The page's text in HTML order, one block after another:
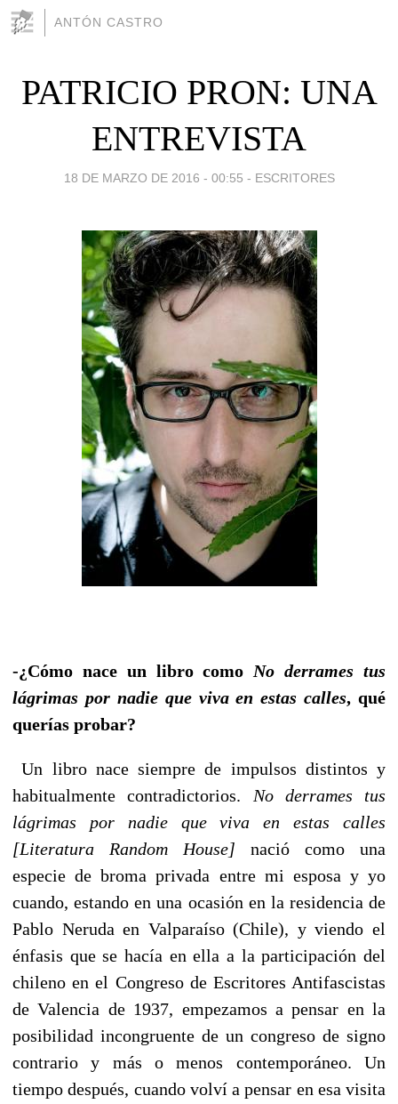
ANTÓN CASTRO
PATRICIO PRON: UNA
ENTREVISTA
18 DE MARZO DE 2016 - 00:55 - ESCRITORES
-¿Cómo nace un libro como No derrames tus
lágrimas por nadie que viva en estas calles, qué
querías probar?
Un libro nace siempre de impulsos distintos y
habitualmente contradictorios. No derrames tus
lágrimas por nadie que viva en estas calles
[Literatura Random House] nació como una
especie de broma privada entre mi esposa y yo
cuando, estando en una ocasión en la residencia de
Pablo Neruda en Valparaíso (Chile), y viendo el
énfasis que se hacía en ella a la participación del
chileno en el Congreso de Escritores Antifascistas
de Valencia de 1937, empezamos a pensar en la
posibilidad incongruente de un congreso de signo
contrario y más o menos contemporáneo. Un
tiempo después, cuando volví a pensar en esa visita